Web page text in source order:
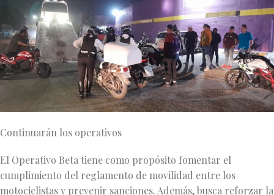
Continuarán los operativos
El Operativo Beta tiene como propósito fomentar el
cumplimiento del reglamento de movilidad entre los
motociclistas y prevenir sanciones. Además, busca reforzar la